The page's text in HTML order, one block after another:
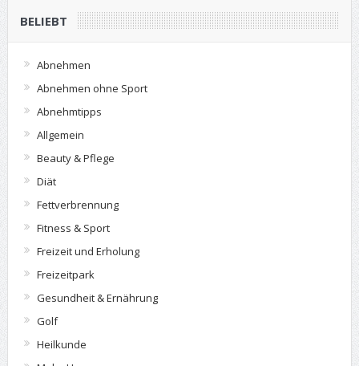
BELIEBT
Abnehmen
Abnehmen ohne Sport
Abnehmtipps
Allgemein
Beauty & Pflege
Diät
Fettverbrennung
Fitness & Sport
Freizeit und Erholung
Freizeitpark
Gesundheit & Ernährung
Golf
Heilkunde